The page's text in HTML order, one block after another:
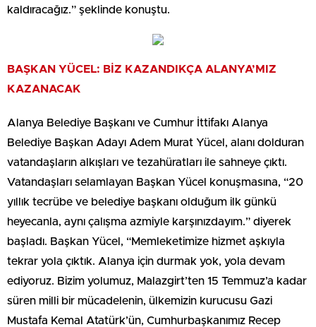
kaldıracağız.” şeklinde konuştu.
BAŞKAN YÜCEL: BİZ KAZANDIKÇA ALANYA’MIZ
KAZANACAK
Alanya Belediye Başkanı ve Cumhur İttifakı Alanya
Belediye Başkan Adayı Adem Murat Yücel, alanı dolduran
vatandaşların alkışları ve tezahüratları ile sahneye çıktı.
Vatandaşları selamlayan Başkan Yücel konuşmasına, “20
yıllık tecrübe ve belediye başkanı olduğum ilk günkü
heyecanla, aynı çalışma azmiyle karşınızdayım.” diyerek
başladı. Başkan Yücel, “Memleketimize hizmet aşkıyla
tekrar yola çıktık. Alanya için durmak yok, yola devam
ediyoruz. Bizim yolumuz, Malazgirt’ten 15 Temmuz’a kadar
süren milli bir mücadelenin, ülkemizin kurucusu Gazi
Mustafa Kemal Atatürk’ün, Cumhurbaşkanımız Recep